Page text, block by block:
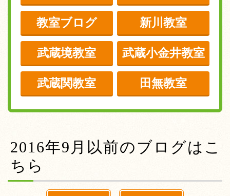
教室ブログ 新川教室
武蔵境教室 武蔵小金井教室
武蔵関教室 田無教室
2016年9月以前のブログはこ
ちら